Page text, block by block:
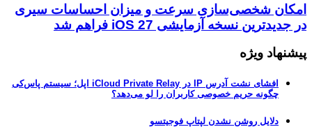
امکان شخصی‌سازی سرعت و میزان احساسات سیری
در جدیدترین نسخه آزمایشی iOS 27 فراهم شد
پیشنهاد ویژه
افشای نشت آدرس IP در iCloud Private Relay اپل؛ سیستم پاس‌کی
چگونه حریم خصوصی کاربران را لو می‌دهد؟
دلایل روشن نشدن لپتاپ فوجیتسو